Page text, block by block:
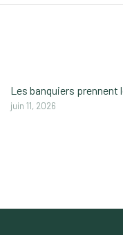
Les banquiers prennent
juin 11, 2026